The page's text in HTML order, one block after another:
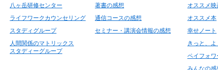
八ヶ岳研修センター
ライフワークカウンセリング
スタディグループ
人間関係のマトリックス
スタディーグループ
著書の感想
通信コースの感想
セミナー・講演会情報の感想
オススメ映
オススメ本
幸せノート
きっと、
ペイフォワ
みんなの感